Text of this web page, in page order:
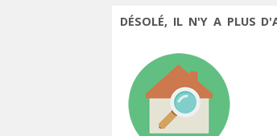
DÉSOLÉ, IL N'Y A PLUS